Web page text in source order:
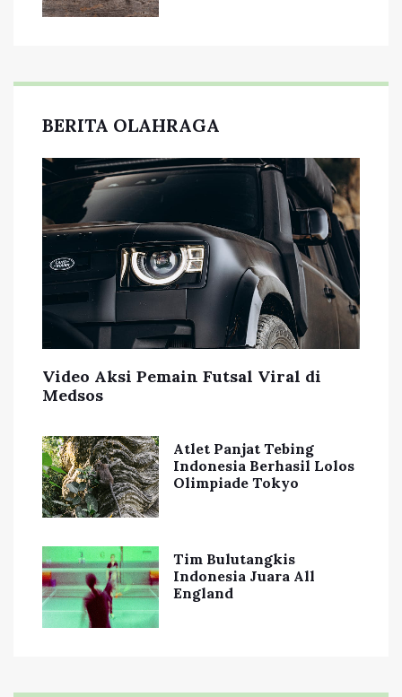
BERITA OLAHRAGA
Video Aksi Pemain Futsal Viral di
Medsos
Atlet Panjat Tebing
Indonesia Berhasil Lolos
Olimpiade Tokyo
Tim Bulutangkis
Indonesia Juara All
England